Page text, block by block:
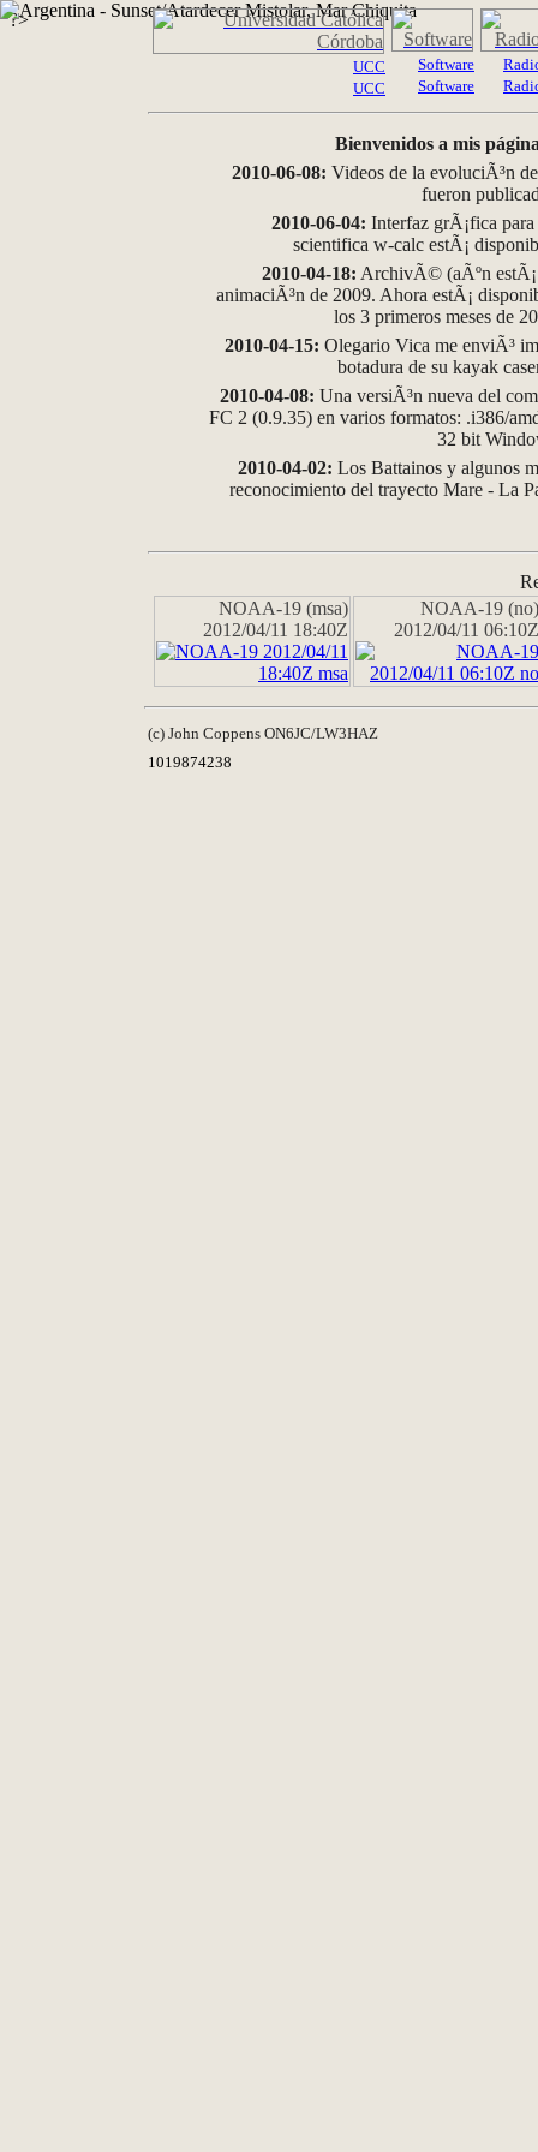
?>
UCC
UCC
Software
Software
Bienvenidos a mis
2010-06-08: Videos de la evoluciÃ³n
fueron
2010-06-04: Interfaz grÃ¡fica
scientifica w-calc estÃ¡
2010-04-18: ArchivÃ© (aÃºn
animaciÃ³n de 2009. Ahora estÃ¡
los 3 primeros meses de
2010-04-15: Olegario Vica me enviÃ³
botadura de su kayak
2010-04-08: Una versiÃ³n nueva del
FC 2 (0.9.35) en varios formatos: .i386/
32 bit
2010-04-02: Los Battainos y algunos
reconocimiento del trayecto Mare - La
NOAA-19 (msa)
2012/04/11 18:40Z
NOAA-19 (no)
2012/04/11 06:10Z
(c) John Coppens ON6JC/LW3HAZ
1019874238